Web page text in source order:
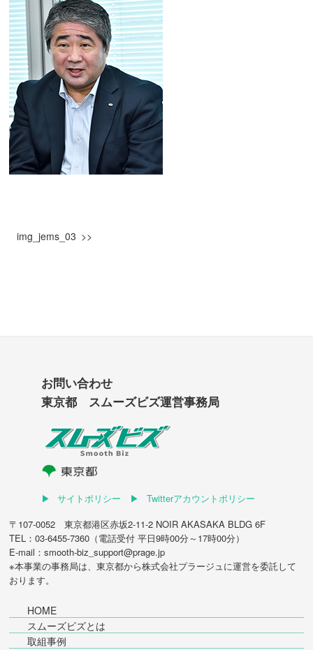
img_jems_03
お問い合わせ
東京都 スムーズビズ運営事務局
サイトポリシー
Twitterアカウントポリシー
〒107-0052 東京都港区赤坂2-11-2 NOIR AKASAKA BLDG 6F
TEL：03-6455-7360（電話受付 平日9時00分～17時00分）
E-mail：smooth-biz_support@prage.jp
※本事業の事務局は、東京都から株式会社プラージュに運営を委託して
おります。
HOME
スムーズビズとは
取組事例